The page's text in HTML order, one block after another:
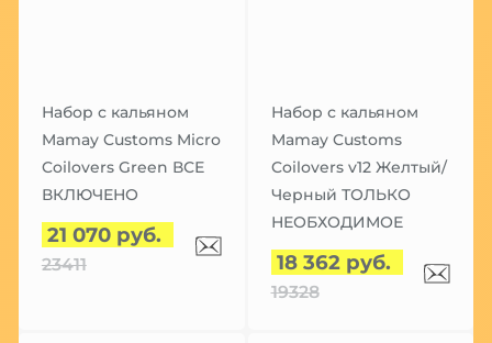
Набор с кальяном
Mamay Customs Micro
Coilovers Green ВСЕ
ВКЛЮЧЕНО
21 070 руб.
23411
Набор с кальяном
Mamay Customs
Coilovers v12 Желтый/
Черный ТОЛЬКО
НЕОБХОДИМОЕ
18 362 руб.
19328